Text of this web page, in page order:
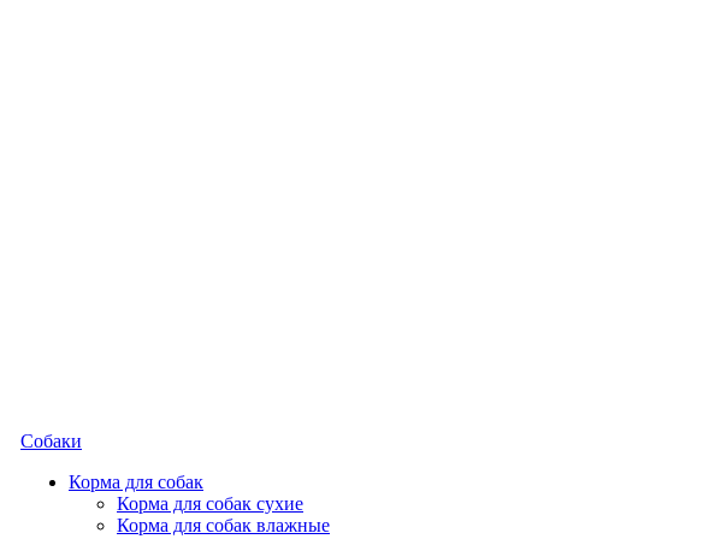
Собаки
Корма для собак
Корма для собак сухие
Корма для собак влажные